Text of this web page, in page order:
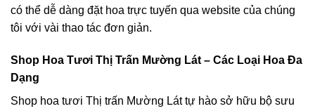
có thể dễ dàng đặt hoa trực tuyến qua website của chúng
tôi với vài thao tác đơn giản.
Shop Hoa Tươi Thị Trấn Mường Lát – Các Loại Hoa Đa
Dạng
Shop hoa tươi Thị trấn Mường Lát tự hào sở hữu bộ sưu